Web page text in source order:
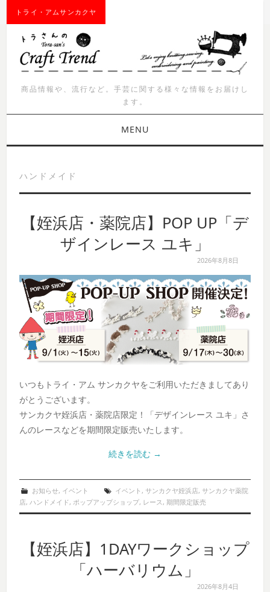
トライ・アムサンカクヤ
商品情報や、流行など。手芸に関する様々な情報をお届けし
ます。
MENU
商品紹介
イベント
ワークショップ
ハンドメイド
【姪浜店・薬院店】POP UP「デ
ザインレース ユキ」
2026年8月8日
いつもトライ・アム サンカクヤをご利用いただきましてあり
がとうございます。
サンカクヤ姪浜店・薬院店限定！「デザインレース ユキ」さ
んのレースなどを期間限定販売いたします。
続きを読む →
お知らせ, イベント イベント , サンカクヤ姪浜店, サンカクヤ薬院
店,ハンドメイド,ポップアップショップ, レース,期間限定販売
【姪浜店】1DAYワークショップ
「ハーバリウム」
2026年8月4日